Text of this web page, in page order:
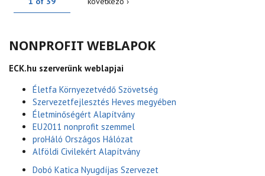
NONPROFIT WEBLAPOK
ECK.hu szerverünk weblapjai
Életfa Környezetvédő Szövetség
Szervezetfejlesztés Heves megyében
Életminőségért Alapítvány
EU2011 nonprofit szemmel
proHáló Országos Hálózat
Alföldi Civilekért Alapítvány
Dobó Katica Nyugdíjas Szervezet